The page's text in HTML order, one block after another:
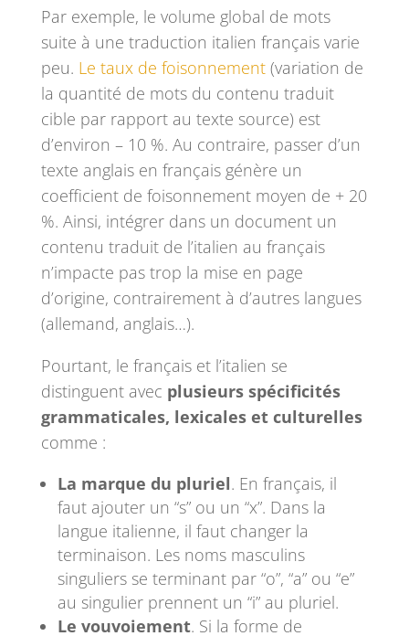
Par exemple, le volume global de mots
suite à une traduction italien français varie
peu. Le taux de foisonnement(variation de
la quantité de mots du contenu traduit
cible par rapport au texte source) est
d’environ – 10 %. Au contraire, passer d’un
texte anglais en français génère un
coefficient de foisonnement moyen de + 20
%. Ainsi, intégrer dans un document un
contenu traduit de l’italien au français
n’impacte pas trop la mise en page
d’origine, contrairement à d’autres langues
(allemand, anglais…).
Pourtant, le français et l’italien se
distinguent avec plusieurs spécificités
grammaticales, lexicales et culturelles
comme :
La marque du pluriel. En français, il
faut ajouter un “s” ou un “x”. Dans la
langue italienne, il faut changer la
terminaison. Les noms masculins
singuliers se terminant par “o”, “a” ou “e”
au singulier prennent un “i” au pluriel.
Le vouvoiement. Si la forme de